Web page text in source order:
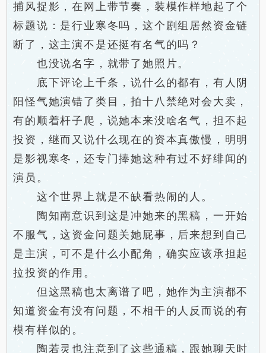
捕风捉影，在网上带节奏，装模作样地起了个
标题说：是行业寒冬吗，这个剧组居然资金链
断了，这主演不是还挺有名气的吗？
也没说名字，就带了她照片。
底下评论上千条，说什么的都有，有人阴
阳怪气她演错了类目，拍十八禁绝对会大卖，
有的顺着杆子爬，说她本来没啥名气，担不起
投资，继而又说什么现在的资本真傲慢，明明
是影视寒冬，还专门捧她这种有过不好绯闻的
演员。
这个世界上就是不缺看热闹的人。
陶知南意识到这是冲她来的黑稿，一开始
不服气，这资金问题关她屁事，后来想到自己
是主演，可不是什么小配角，确实应该承担起
拉投资的作用。
但这黑稿也太离谱了吧，她作为主演都不
知道资金有没有问题，不相干的人反而说的有
模有样似的。
陶若灵也注意到了这些通稿，跟她聊天时